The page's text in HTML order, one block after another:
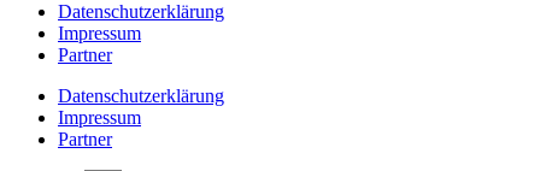
Datenschutzerklärung
Impressum
Partner
Datenschutzerklärung
Impressum
Partner